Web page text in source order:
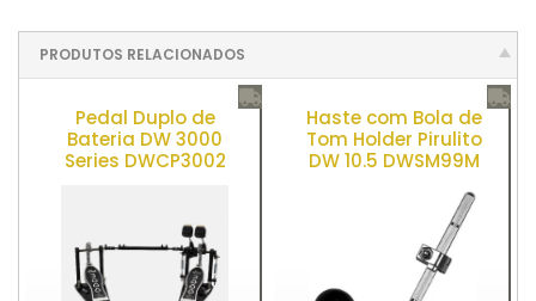
PRODUTOS RELACIONADOS
Pedal Duplo de
Bateria DW 3000
Series DWCP3002
Haste com Bola de
Tom Holder Pirulito
DW 10.5 DWSM99M